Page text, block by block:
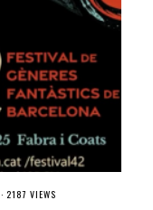
· 2187 VIEWS